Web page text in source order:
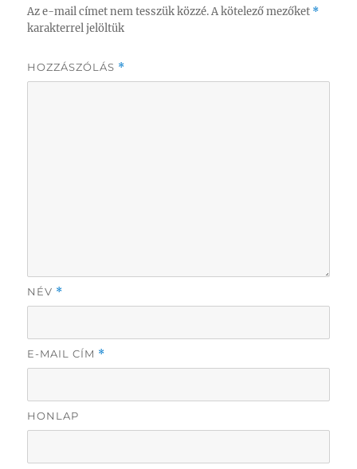
Az e-mail címet nem tesszük közzé. A kötelező mezőket *
karakterrel jelöltük
HOZZÁSZÓLÁS *
NÉV *
E-MAIL CÍM *
HONLAP